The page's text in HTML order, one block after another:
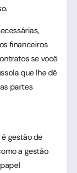
financeiros
se você
que lhe dê
partes
gestão de
a gestão